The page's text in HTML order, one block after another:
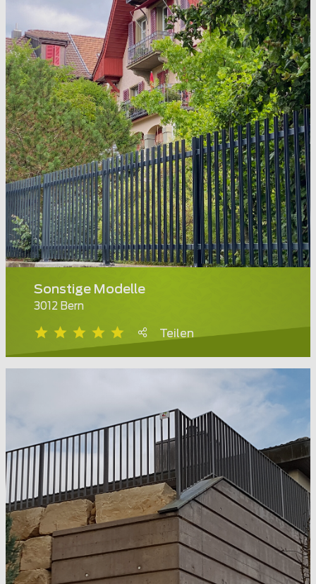
Sonstige Modelle
3012 Bern
Teilen